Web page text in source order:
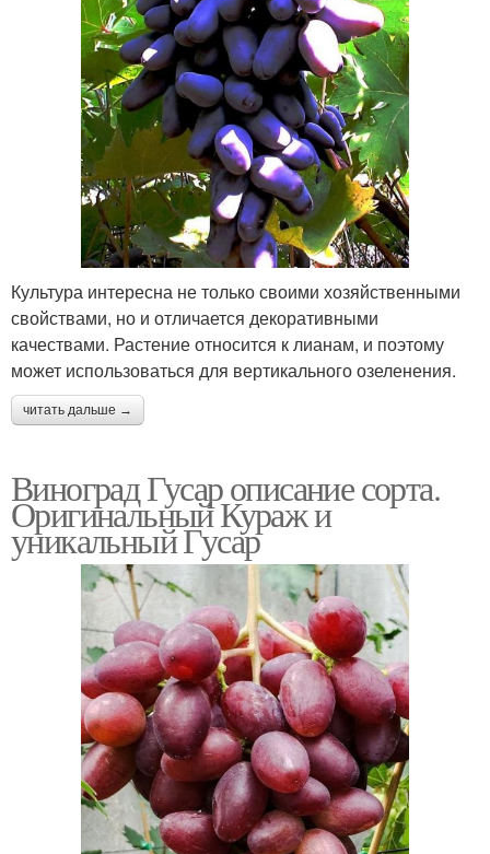
Культура интересна не только своими хозяйственными
свойствами, но и отличается декоративными
качествами. Растение относится к лианам, и поэтому
может использоваться для вертикального озеленения.
читать дальше →
Виноград Гусар описание сорта.
Оригинальный Кураж и
уникальный Гусар